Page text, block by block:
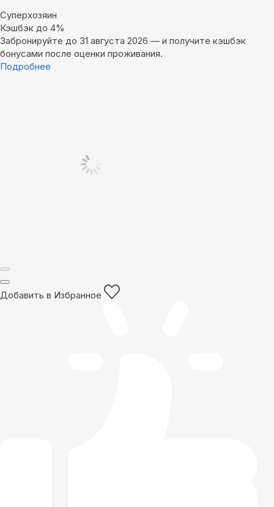
Суперхозяин
Кэшбэк до 4%
Забронируйте до 31 августа 2026 — и получите кэшбэк
бонусами после оценки проживания.
Подробнее
Добавить в Избранное